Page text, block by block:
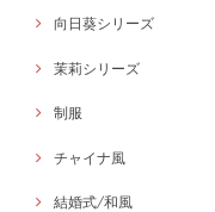
向日葵シリーズ
茉莉シリーズ
制服
チャイナ風
結婚式/和風